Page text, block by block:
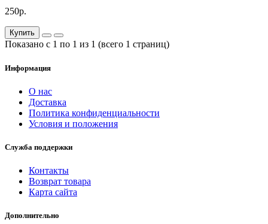
250р.
Купить
Показано с 1 по 1 из 1 (всего 1 страниц)
Информация
О нас
Доставка
Политика конфиденциальности
Условия и положения
Служба поддержки
Контакты
Возврат товара
Карта сайта
Дополнительно